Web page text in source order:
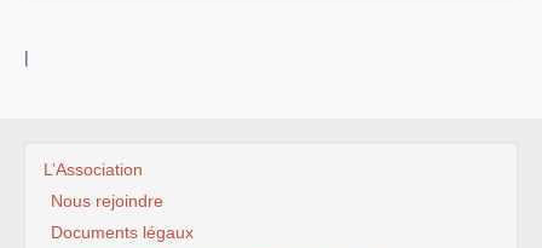
|
L’Association
Nous rejoindre
Documents légaux